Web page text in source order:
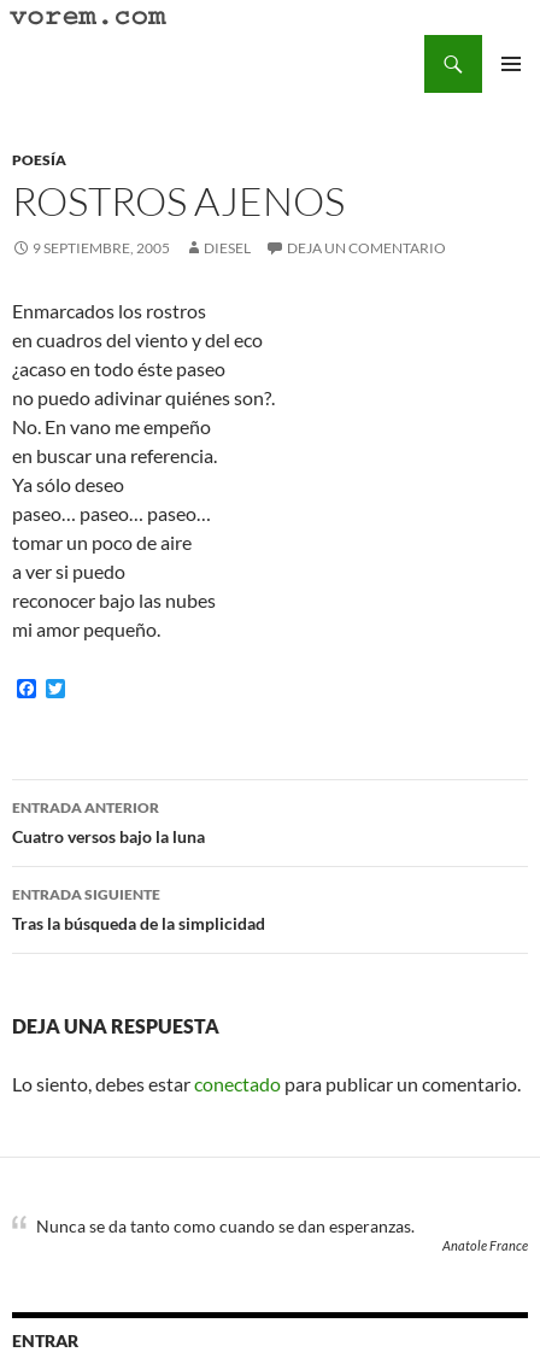
Saltar
POESÍA
ROSTROS AJENOS
9 SEPTIEMBRE, 2005 DIESEL DEJA UN COMENTARIO
Enmarcados los rostros
en cuadros del viento y del eco
¿acaso en todo éste paseo
no puedo adivinar quiénes son?.
No. En vano me empeño
en buscar una referencia.
Ya sólo deseo
paseo… paseo… paseo…
tomar un poco de aire
a ver si puedo
reconocer bajo las nubes
mi amor pequeño.
F
o
o
e
r
Navegación
de
entradas
ENTRADA ANTERIOR
Cuatro versos bajo la luna
ENTRADA SIGUIENTE
Tras la búsqueda de la simplicidad
DEJA UNA RESPUESTA
Lo siento, debes estarconectado para publicar un comentario.
Nunca se da tanto como cuando se dan esperanzas.
Anatole France
ENTRAR